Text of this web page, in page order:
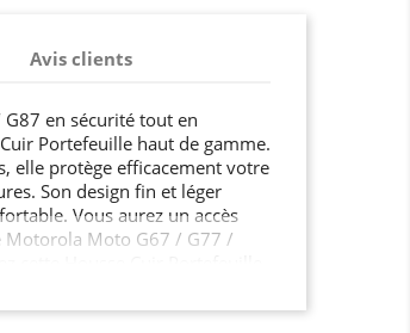
Avis clients
en sécurité tout en
Portefeuille haut de gamme.
elle protège efficacement votre
Son design fin et léger
Vous aurez un accès
Motorola Moto G67 / G77 /
Moto G67 / G77 / G87 tout